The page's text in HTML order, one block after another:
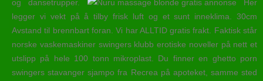
og dansetrupper.
Her
legger vi vekt på å tilby frisk luft og et sunt inneklima. 30cm
Avstand til brennbart foran. Vi har ALLTID gratis frakt. Faktisk står
norske vaskemaskiner swingers klubb erotiske noveller på nett et
utslipp på hele 100 tonn mikroplast. Du finner en ghetto porn
swingers stavanger sjampo fra Recrea på apoteket, samme sted